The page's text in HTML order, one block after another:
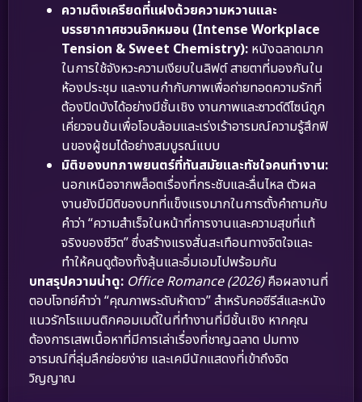
ความตึงเครียดที่แฝงด้วยความหวานและ
บรรยากาศชวนจิกหมอน (Intense Workplace
Tension & Sweet Chemistry): หนังฉลาดมาก
ในการใช้จังหวะความเงียบในลิฟต์ สายตาที่มองกันใน
ห้องประชุม และงานกำกับภาพเพื่อถ่ายทอดความรักที่
ต้องปิดบังได้อย่างมีชั้นเชิง งานภาพและซาวด์ดีไซน์ถูก
เคี่ยวจนข้นเพื่อโอบล้อมและเร่งเร้าอารมณ์ความรู้สึกฟิ
นของผู้ชมได้อย่างสมบูรณ์แบบ
มิติของบทภาพยนตร์ที่ทันสมัยและทัชใจคนทำงาน:
นอกเหนือจากพล็อตเรื่องที่กระชับและลื่นไหล ตัวผล
งานยังมีมิติของบทที่แข็งแรงมากในการตั้งคำถามกับ
คำว่า “ความสำเร็จในหน้าที่การงานและความสุขที่แท้
จริงของชีวิต” ซึ่งสร้างแรงสั่นสะเทือนทางจิตใจและ
ทำให้คนดูต้องทั้งลุ้นและอิ่มเอมไปพร้อมกัน
บทสรุปความน่าดู: Office Romance (2026)คือผลงานที่
ตอบโจทย์คำว่า “คุณภาพระดับห้าดาว” สำหรับคอซีรีส์และหนัง
แนวรักโรแมนติกคอมเมดี้ในที่ทำงานที่มีชั้นเชิง หากคุณ
ต้องการเสพเนื้อหาที่มีการเล่าเรื่องที่ชาญฉลาด ปมทาง
อารมณ์ที่ลุ่มลึกย่อยง่าย และเคมีนักแสดงที่เข้าถึงจิต
วิญญาณ